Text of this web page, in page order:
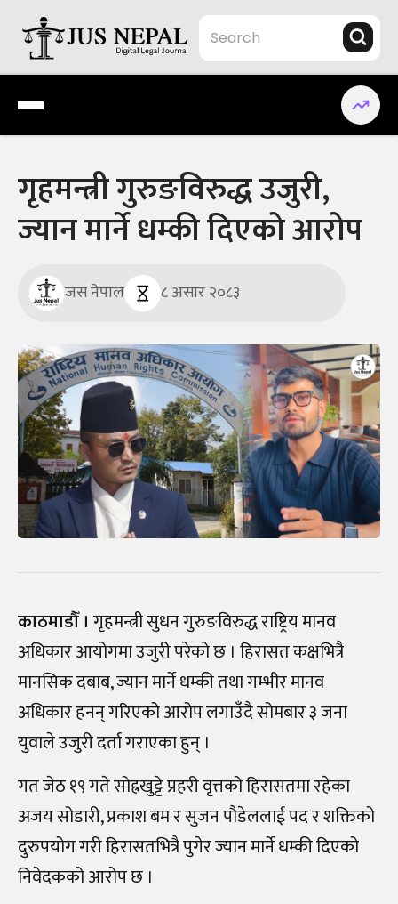
content
Jus Nepal | www.jusnepal.com
Digital Legal Journal
गृहमन्त्री गुरुङविरुद्ध उजुरी,
ज्यान मार्ने धम्की दिएको आरोप
जस नेपाल ८ असार २०८३
काठमाडौँ । गृहमन्त्री सुधन गुरुङविरुद्ध राष्ट्रिय मानव
अधिकार आयोगमा उजुरी परेको छ । हिरासत कक्षभित्रै
मानसिक दबाब, ज्यान मार्ने धम्की तथा गम्भीर मानव
अधिकार हनन् गरिएको आरोप लगाउँदै सोमबार ३ जना
युवाले उजुरी दर्ता गराएका हुन् ।
गत जेठ १९ गते सोह्रखुट्टे प्रहरी वृत्तको हिरासतमा रहेका
अजय सोडारी, प्रकाश बम र सुजन पौडेललाई पद र शक्तिको
दुरुपयोग गरी हिरासतभित्रै पुगेर ज्यान मार्ने धम्की दिएको
निवेदकको आरोप छ ।